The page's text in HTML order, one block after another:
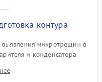
контура
выявления микротрещин в
и конденсатора
фильтра-осушителя и
устранения засоров.